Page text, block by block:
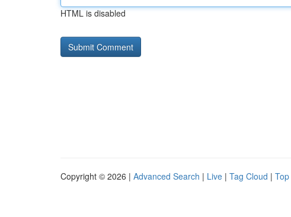
HTML is disabled
Copyright © 2026 | Advanced Search | Live | Tag Cloud |